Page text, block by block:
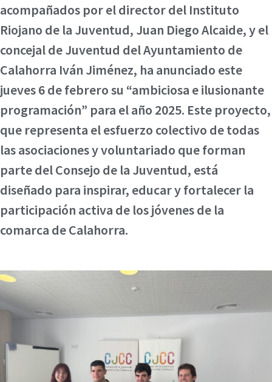
acompañados por el director del Instituto
Riojano de la Juventud, Juan Diego Alcaide, y el
concejal de Juventud del Ayuntamiento de
Calahorra Iván Jiménez, ha anunciado este
jueves 6 de febrero su “ambiciosa e ilusionante
programación” para el año 2025. Este proyecto,
que representa el esfuerzo colectivo de todas
las asociaciones y voluntariado que forman
parte del Consejo de la Juventud, está
diseñado para inspirar, educar y fortalecer la
participación activa de los jóvenes de la
comarca de Calahorra.